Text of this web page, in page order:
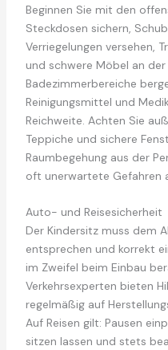
Beginnen Sie mit den
Steckdosen sichern,
Verriegelungen versehen,
und schwere Möbel an
Badezimmerbereiche
Reinigungsmittel und
Reichweite. Achten Sie
Teppiche und sichere
Raumbegehung aus der
oft unerwartete Gefahren
Auto- und Reisesicherheit
Der Kindersitz muss dem
entsprechen und korrekt
im Zweifel beim Einbau
Verkehrsexperten bieten
regelmäßig auf
Auf Reisen gilt: Pausen
sitzen lassen und stets